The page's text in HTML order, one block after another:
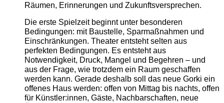
Räumen, Erinnerungen und Zukunftsversprechen.
Die erste Spielzeit beginnt unter besonderen
Bedingungen: mit Baustelle, Sparmaßnahmen und
Einschränkungen. Theater entsteht selten aus
perfekten Bedingungen. Es entsteht aus
Notwendigkeit, Druck, Mangel und Begehren – und
aus der Frage, wie trotzdem ein Raum geschaffen
werden kann. Gerade deshalb soll das neue Gorki ein
offenes Haus werden: offen von Mittag bis nachts, offen
für Künstler:innen, Gäste, Nachbarschaften, neue